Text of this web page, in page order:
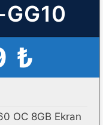
₺
OC 8GB Ekran